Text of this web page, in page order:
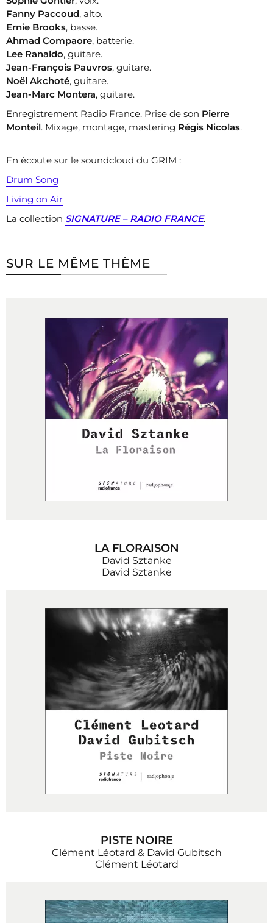
Fanny Paccoud, alto.
Ernie Brooks, basse.
Ahmad Compaore, batterie.
Lee Ranaldo, guitare.
Jean-François Pauvros, guitare.
Noël Akchoté, guitare.
Jean-Marc Montera, guitare.
Enregistrement Radio France. Prise de son Pierre
Monteil. Mixage, montage, mastering Régis Nicolas.
En écoute sur le soundcloud du GRIM :
Drum Song
Living on Air
La collection SIGNATURE – RADIO FRANCE.
SUR LE MÊME THÈME
LA FLORAISON
David Sztanke
David Sztanke
PISTE NOIRE
Clément Léotard & David Gubitsch
Clément Léotard